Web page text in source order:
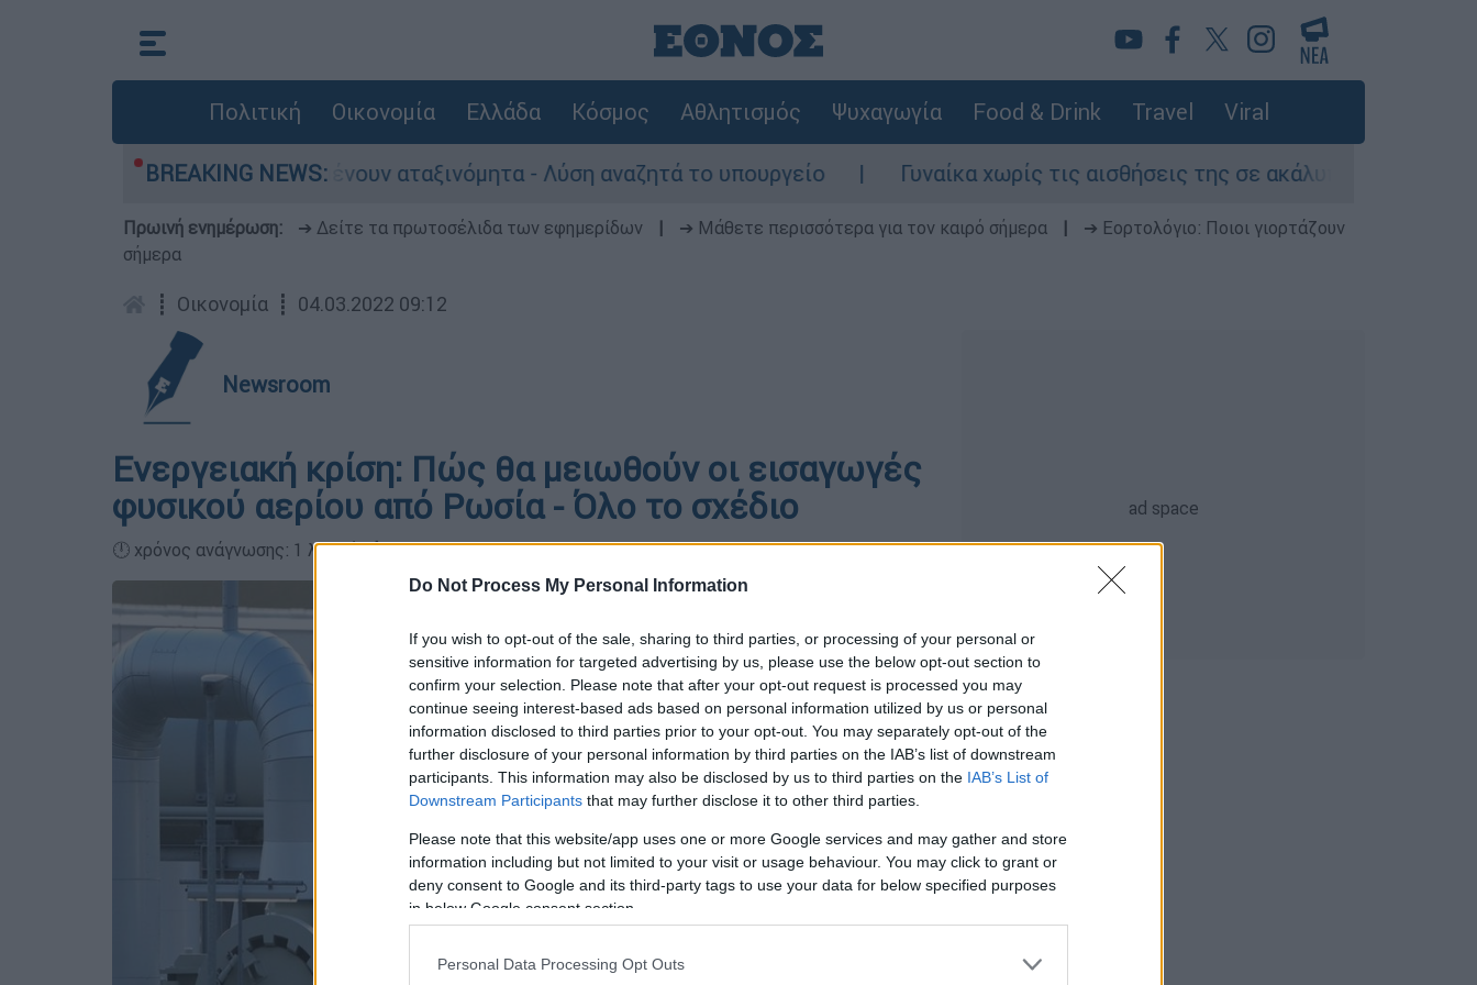
Do Not Process My Personal Information
If you wish to opt-out of the sale, sharing to third parties, or processing of your personal or
sensitive information for targeted advertising by us, please use the below opt-out section to
confirm your selection. Please note that after your opt-out request is processed you may
continue seeing interest-based ads based on personal information utilized by us or personal
information disclosed to third parties prior to your opt-out. You may separately opt-out of the
further disclosure of your personal information by third parties on the IAB’s list of downstream
participants. This information may also be disclosed by us to third parties on the IAB’s List of
Downstream Participants that may further disclose it to other third parties.
Please note that this website/app uses one or more Google services and may gather and store
information including but not limited to your visit or usage behaviour. You may click to grant or
deny consent to Google and its third-party tags to use your data for below specified purposes
in below Google consent section.
Personal Data Processing Opt Outs
Πολιτική Οικονομία Ελλάδα Κόσμος Αθλητισμός Ψυχαγωγία Food & Drink Travel Viral
BREAKING NEWS:
αυτοκίνητα παραμένουν αταξινόμητα - Λύση αναζητά το υπουργείο Γυναίκα χωρίς τις αισθήσεις της σε ακάλυπτο
Πρωινή ενημέρωση: ➔ Δείτε τα πρωτοσέλιδα των εφημερίδων ➔ Μάθετε περισσότερα για τον καιρό σήμερα
➔ Εορτολόγιο: Ποιοι γιορτάζουν
σήμερα
┋ Οικονομία ┋ 04.03.2022 09:12
Newsroom
Ενεργειακή κρίση: Πώς θα μειωθούν οι εισαγωγές
φυσικού αερίου από Ρωσία - Όλο το σχέδιο
🕛 χρόνος ανάγνωσης: 1 λεπτό ┋